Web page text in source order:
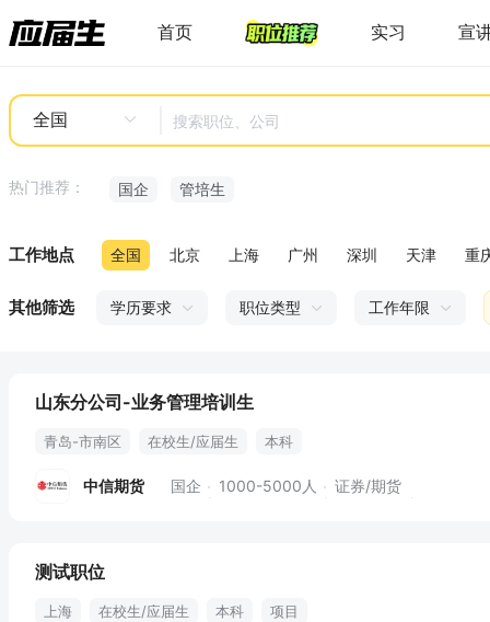
首页 实习 宣
全国
热门推荐： 国企 管培生
工作地点 全国 北京 上海 广州 深圳 天津 重
其他筛选 学历要求 职位类型 工作年限
山东分公司-业务管理培训生
青岛-市南区 在校生/应届生 本科
中信期货 国企 1000-5000人 证券/期货
测试职位
上海 在校生/应届生 本科 项目